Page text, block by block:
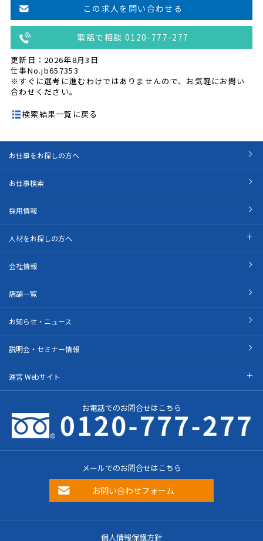
この求人を問い合わせる
電話で相談 0120-777-277
更新日：2026年8月3日
仕事No.jb657353
※すぐに選考に進むわけではありませんので、お気軽にお問い
合わせください。
検索結果一覧に戻る
お仕事をお探しの方へ
お仕事検索
採用情報
人材をお探しの方へ
会社情報
店舗一覧
お知らせ・ニュース
説明会・セミナー情報
運営 Webサイト
お電話でのお問合せはこちら
メールでのお問合せはこちら
お問い合わせフォーム
個人情報保護方針